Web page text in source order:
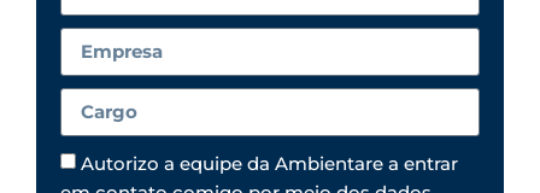
Autorizo a equipe da Ambientare a entrar